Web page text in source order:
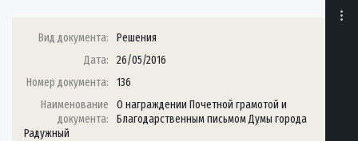
Вид документа:
Решения
Дата:
26/05/2016
Номер документа:
136
Наименование
документа:
О награждении Почетной грамотой и
Благодарственным письмом Думы города
Радужный